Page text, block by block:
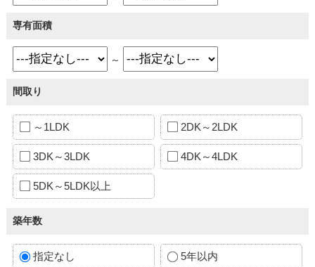
専有面積
～
間取り
～1LDK 2DK～2LDK
3DK～3LDK 4DK～4LDK
5DK～5LDK以上
築年数
指定なし 5年以内